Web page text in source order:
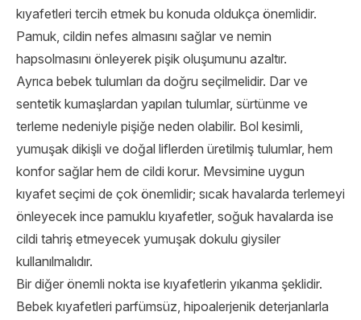
kıyafetleri tercih etmek bu konuda oldukça önemlidir.
Pamuk, cildin nefes almasını sağlar ve nemin
hapsolmasını önleyerek pişik oluşumunu azaltır.
Ayrıca bebek tulumları da doğru seçilmelidir. Dar ve
sentetik kumaşlardan yapılan tulumlar, sürtünme ve
terleme nedeniyle pişiğe neden olabilir. Bol kesimli,
yumuşak dikişli ve doğal liflerden üretilmiş tulumlar, hem
konfor sağlar hem de cildi korur. Mevsimine uygun
kıyafet seçimi de çok önemlidir; sıcak havalarda terlemeyi
önleyecek ince pamuklu kıyafetler, soğuk havalarda ise
cildi tahriş etmeyecek yumuşak dokulu giysiler
kullanılmalıdır.
Bir diğer önemli nokta ise kıyafetlerin yıkanma şeklidir.
Bebek kıyafetleri parfümsüz, hipoalerjenik deterjanlarla